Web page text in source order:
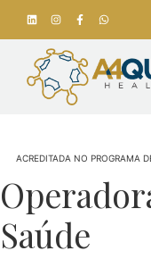
ACREDITADA NO PROGRAMA
Saúde